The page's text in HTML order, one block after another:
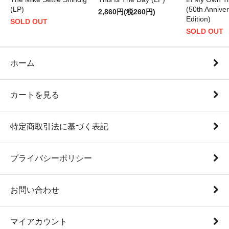
(LP)
SOLD OUT
2,860円(税260円)
(50th
Edition)
SOLD OUT
ホーム
カートを見る
特定商取引法に基づく表記
プライバシーポリシー
お問い合わせ
マイアカウント